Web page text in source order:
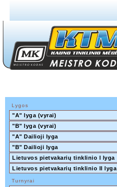
Lygos
"A" lyga (vyrai)
"B" lyga (vyrai)
"A" Dailioji lyga
"B" Dailioji lyga
Lietuvos pietvakarių tinklinio I lyga
Lietuvos pietvakarių tinklinio II lyga
Turnyrai